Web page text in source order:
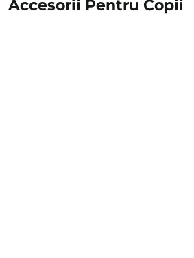
Accesorii Pentru Copii